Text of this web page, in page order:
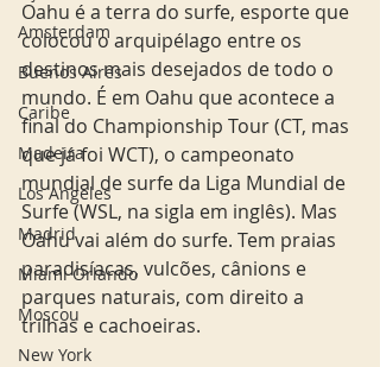
Amsterdam
Buenos Aires
Caribe
Madeira
Los Angeles
Madrid
Miami Orlando
Moscou
New York
Oahu é a terra do surfe, esporte que
colocou o arquipélago entre os
destinos mais desejados de todo o
mundo. É em Oahu que acontece a
final do Championship Tour (CT, mas
que já foi WCT), o campeonato
mundial de surfe da Liga Mundial de
Surfe (WSL, na sigla em inglês). Mas
Oahu vai além do surfe. Tem praias
paradisíacas, vulcões, cânions e
parques naturais, com direito a
trilhas e cachoeiras.